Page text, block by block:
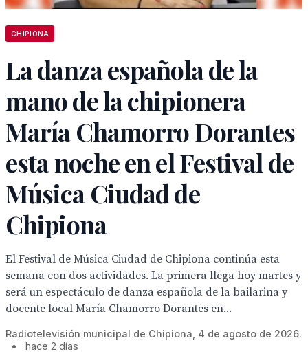
CHIPIONA
La danza española de la
mano de la chipionera
María Chamorro Dorantes
esta noche en el Festival de
Música Ciudad de
Chipiona
El Festival de Música Ciudad de Chipiona continúa esta
semana con dos actividades. La primera llega hoy martes y
será un espectáculo de danza española de la bailarina y
docente local María Chamorro Dorantes en...
Radiotelevisión municipal de Chipiona, 4 de agosto de 2026.
•
hace 2 días